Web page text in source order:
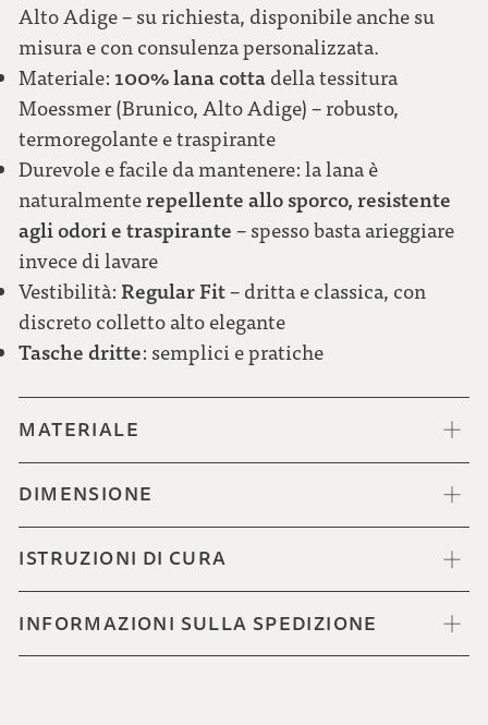
Alto Adige – su richiesta, disponibile anche su
misura e con consulenza personalizzata.
Materiale: 100% lana cotta della tessitura
Moessmer (Brunico, Alto Adige) – robusto,
termoregolante e traspirante
Durevole e facile da mantenere: la lana è
naturalmenterepellente allo sporco, resistente
agli odori e traspirante – spesso basta arieggiare
invece di lavare
Vestibilità: Regular Fit– dritta e classica, con
discreto colletto alto elegante
Tasche dritte: semplici e pratiche
MATERIALE
DIMENSIONE
ISTRUZIONI DI CURA
INFORMAZIONI SULLA SPEDIZIONE